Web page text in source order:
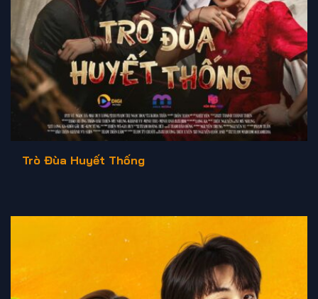
Trò Đùa Huyết Thống